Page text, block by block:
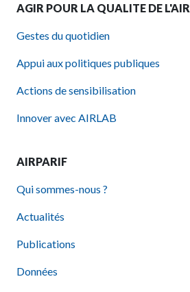
AGIR POUR LA QUALITE DE L'AIR
Gestes du quotidien
Appui aux politiques publiques
Actions de sensibilisation
Innover avec AIRLAB
AIRPARIF
Qui sommes-nous ?
Actualités
Publications
Données